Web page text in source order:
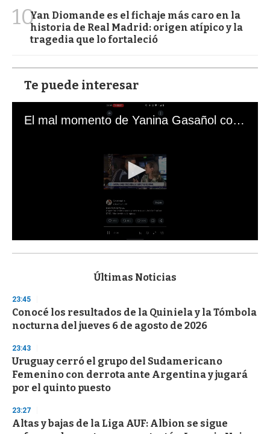
10Yan Diomande es el fichaje más caro en la
historia de Real Madrid: origen atípico y la
tragedia que lo fortaleció
Te puede interesar
El mal momento de Yanina Gasañol con un hincha argentino en "Subrayado"
s
d
s
o
f
3
s
e
c
o
d
s
Últimas Noticias
23:45
Conocé los resultados de la Quiniela y la Tómbola
nocturna del jueves 6 de agosto de 2026
23:43
Uruguay cerró el grupo del Sudamericano
Femenino con derrota ante Argentina y jugará
por el quinto puesto
23:27
Altas y bajas de la Liga AUF: Albion se sigue